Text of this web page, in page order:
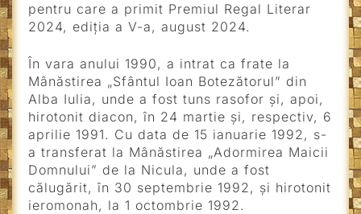
pentru care a primit Premiul Regal Literar
2024, ediția a V-a, august 2024.
În vara anului 1990, a intrat ca frate la
Mânăstirea „Sfântul Ioan Botezătorul” din
Alba Iulia, unde a fost tuns rasofor şi, apoi,
hirotonit diacon, în 24 martie şi, respectiv, 6
aprilie 1991. Cu data de 15 ianuarie 1992, s-
a transferat la Mânăstirea „Adormirea Maicii
Domnului” de la Nicula, unde a fost
călugărit, în 30 septembrie 1992, şi hirotonit
ieromonah, la 1 octombrie 1992.